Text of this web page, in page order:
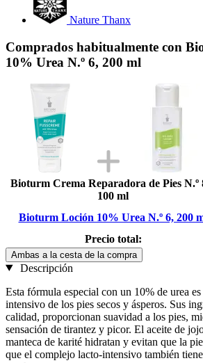
Nature Thanx
Comprados habitualmente con
10% Urea N.º 6, 200 ml
Bioturm Crema Reparadora de Pies N.º
100 ml
Bioturm Loción 10% Urea N.º 6, 200
Precio total:
Ambas a la cesta de la compra
Descripción
Esta fórmula especial con un 10% de urea
intensivo de los pies secos y ásperos. Sus
calidad, proporcionan suavidad a los pies,
sensación de tirantez y picor. El aceite de
manteca de karité hidratan y evitan que la
que el complejo lacto-intensivo también